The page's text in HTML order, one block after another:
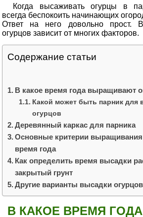
Когда высаживать огурцы в
всегда беспокоить начинающих
Ответ на него довольно прост.
огурцов зависит от многих факторов.
Содержание статьи
В какое время года выращивают
Какой может быть парник для
огурцов
Деревянный каркас для парника
Основные критерии выращивания
время года
Как определить время высадки
закрытый грунт
Другие варианты высадки
В КАКОЕ ВРЕМЯ ГОДА